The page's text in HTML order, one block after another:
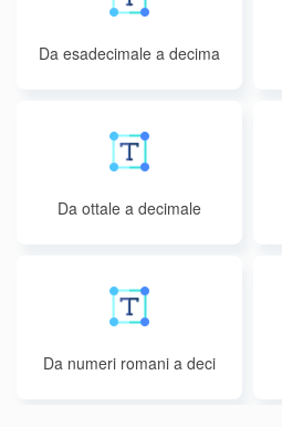
Da esadecimale a decima
Da ottale a decimale
Da numeri romani a deci